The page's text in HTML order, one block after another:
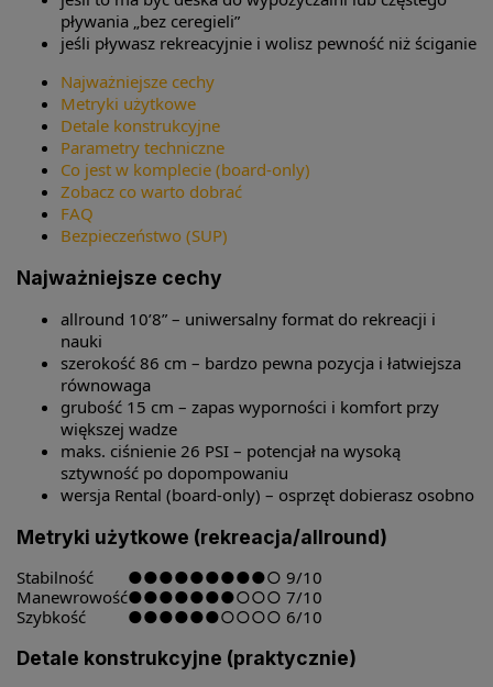
pływania „bez ceregieli”
jeśli pływasz rekreacyjnie i wolisz pewność niż ściganie
Najważniejsze cechy
Metryki użytkowe
Detale konstrukcyjne
Parametry techniczne
Co jest w komplecie (board-only)
Zobacz co warto dobrać
FAQ
Bezpieczeństwo (SUP)
Najważniejsze cechy
allround 10’8” – uniwersalny format do rekreacji i
nauki
szerokość 86 cm – bardzo pewna pozycja i łatwiejsza
równowaga
grubość 15 cm – zapas wyporności i komfort przy
większej wadze
maks. ciśnienie 26 PSI – potencjał na wysoką
sztywność po dopompowaniu
wersja Rental (board-only) – osprzęt dobierasz osobno
Metryki użytkowe (rekreacja/allround)
Stabilność ●●●●●●●●●○ 9/10
Manewrowość●●●●●●●○○○ 7/10
Szybkość
●●●●●●○○○○ 6/10
Detale konstrukcyjne (praktycznie)